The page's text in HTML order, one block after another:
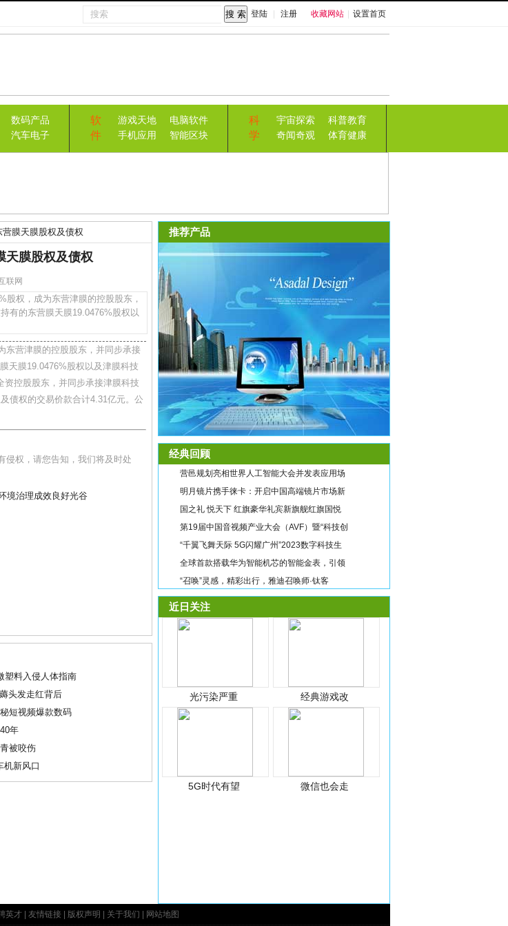
收藏网站 设置首页
登陆 注册
数码产品
汽车电子
软
件
游戏天地
电脑软件
手机应用
智能区块
科
学
宇宙探索
科普教育
奇闻奇观
体育健康
膜天膜股权及债权
天膜股权及债权
联网
权，成为东营津膜的控股股东，
有的东营膜天膜19.0476%股权以
东营津膜的控股股东，并同步承接
天膜19.0476%股权以及津膜科技
控股股东，并同步承接津膜科技
债权的交易价款合计4.31亿元。公
侵权，请您告知，我们将及时处
境治理成效良好光谷
塑料入侵人体指南
头发走红背后
短视频爆款数码
年
被咬伤
机新风口
推荐产品
经典回顾
营邑规划亮相世界人工智能大会并发表应用场
明月镜片携手徕卡：开启中国高端镜片市场新
国之礼 悦天下 红旗豪华礼宾新旗舰红旗国悦
第19届中国音视频产业大会（AVF）暨“科技创
“千翼飞舞天际 5G闪耀广州”2023数字科技生
全球首款搭载华为智能机芯的智能金表，引领
“召唤”灵感，精彩出行，雅迪召唤师·钛客
近日关注
光污染严重 经典游戏改
5G时代有望 微信也会走
英才 友情链接 版权声明 关于我们 网站地图